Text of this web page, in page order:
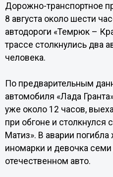
Дорожно-транспортное
8 августа около шести
автодороги «Темрюк –
трассе столкнулись два
человека.
По предварительным
автомобиля «Лада
уже около 12 часов,
при обгоне и столкнулся
Матиз». В аварии
иномарки и девочка семи
отечественном авто.